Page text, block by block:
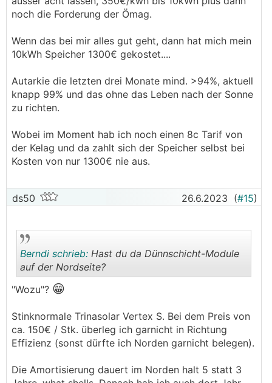
noch die Forderung der Ömag.
Wenn das bei mir alles gut geht, dann hat mich mein
10kWh Speicher 1300€ gekostet....
Autarkie die letzten drei Monate mind. >94%, aktuell
knapp 99% und das ohne das Leben nach der Sonne
zu richten.
Wobei im Moment hab ich noch einen 8c Tarif von
der Kelag und da zahlt sich der Speicher selbst bei
Kosten von nur 1300€ nie aus.
ds50 26.6.2023 (#15)
Berndi schrieb: Hast du da Dünnschicht-Module
auf der Nordseite?
"Wozu"? 😁
Stinknormale Trinasolar Vertex S. Bei dem Preis von
ca. 150€ / Stk. überleg ich garnicht in Richtung
Effizienz (sonst dürfte ich Norden garnicht belegen).
Die Amortisierung dauert im Norden halt 5 statt 3